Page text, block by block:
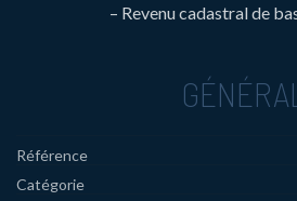
– Revenu cadastral de
GÉNÉRAL
Référence
Catégorie